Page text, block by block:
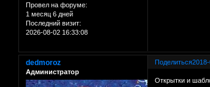
Провел на форуме:
1 месяц 6 дней
Последний визит:
2026-08-02 16:33:08
Поделиться
dedmoroz
Администратор
Открытки и